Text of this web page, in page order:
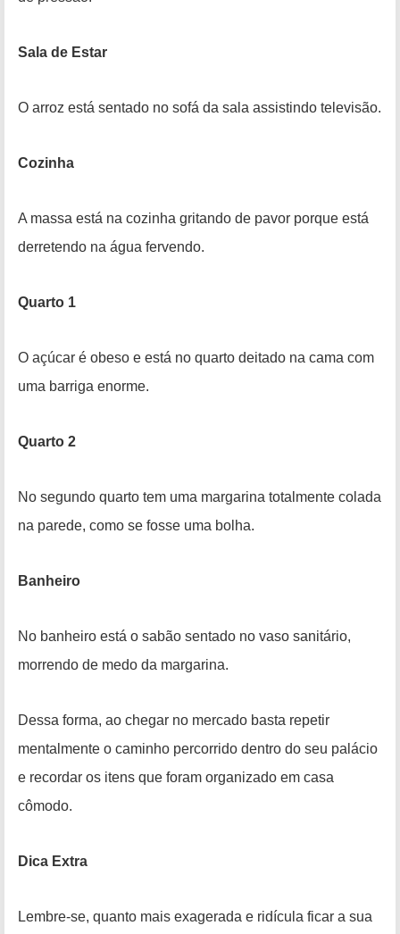
Sala de Estar
O arroz está sentado no sofá da sala assistindo televisão.
Cozinha
A massa está na cozinha gritando de pavor porque está
derretendo na água fervendo.
Quarto 1
O açúcar é obeso e está no quarto deitado na cama com
uma barriga enorme.
Quarto 2
No segundo quarto tem uma margarina totalmente colada
na parede, como se fosse uma bolha.
Banheiro
No banheiro está o sabão sentado no vaso sanitário,
morrendo de medo da margarina.
Dessa forma, ao chegar no mercado basta repetir
mentalmente o caminho percorrido dentro do seu palácio
e recordar os itens que foram organizado em casa
cômodo.
Dica Extra
Lembre-se, quanto mais exagerada e ridícula ficar a sua